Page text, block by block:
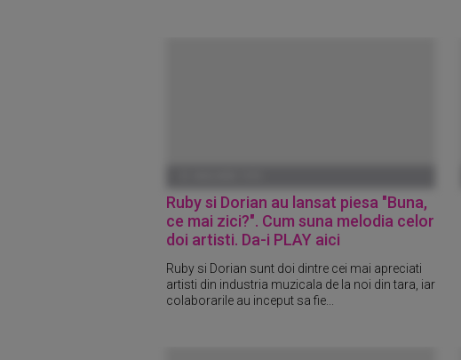
Ruby si Dorian au lansat piesa "Buna,
ce mai zici?". Cum suna melodia celor
doi artisti. Da-i PLAY aici
Ruby si Dorian sunt doi dintre cei mai apreciati
artisti din industria muzicala de la noi din tara, iar
colaborarile au inceput sa fie...